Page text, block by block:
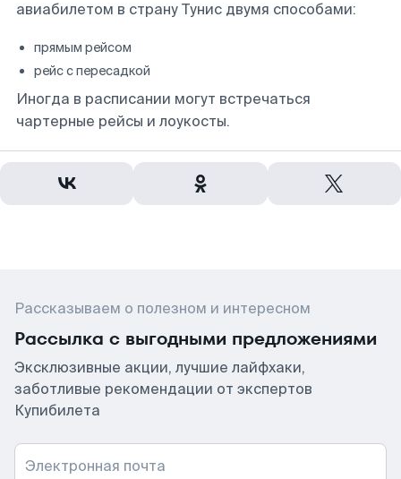
авиабилетом в страну Тунис двумя способами:
прямым рейсом
рейс с пересадкой
Иногда в расписании могут встречаться
чартерные рейсы и лоукосты.
Рассказываем о полезном и интересном
Рассылка с выгодными предложениями
Эксклюзивные акции, лучшие лайфхаки,
заботливые рекомендации от экспертов
Купибилета
Электронная почта